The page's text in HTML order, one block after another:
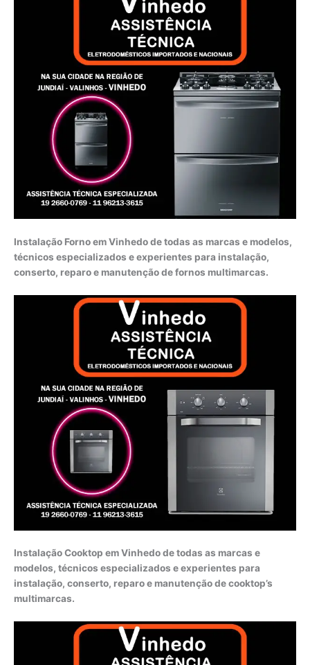
Instalação Forno em Vinhedo de todas as marcas e modelos,
técnicos especializados e experientes para instalação,
conserto, reparo e manutenção de fornos multimarcas.
Instalação Cooktop em Vinhedo de todas as marcas e
modelos, técnicos especializados e experientes para
instalação, conserto, reparo e manutenção de cooktop’s
multimarcas.